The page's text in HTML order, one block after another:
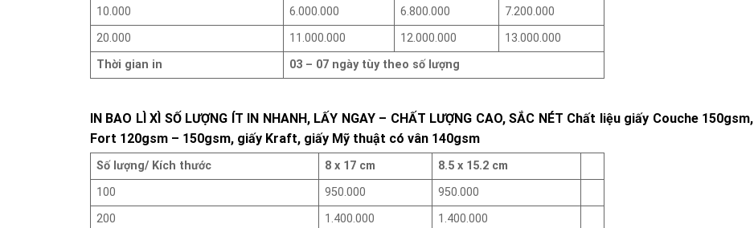
10.000
6.000.000 6.800.000
7.200.000
20.000
11.000.000 12.000.000
13.000.000
Thời gian in
03 – 07 ngày tùy theo số lượng
IN BAO LÌ XÌ SỐ LƯỢNG ÍT IN NHANH, LẤY NGAY – CHẤT LƯỢNG CAO, SẮC NÉT Chất liệu giấy Couche 150gsm,
Fort 120gsm – 150gsm, giấy Kraft, giấy Mỹ thuật có vân 140gsm
Số lượng/ Kích thước 8 x 17 cm
8.5 x 15.2 cm
100
950.000
950.000
200
1.400.000
1.400.000